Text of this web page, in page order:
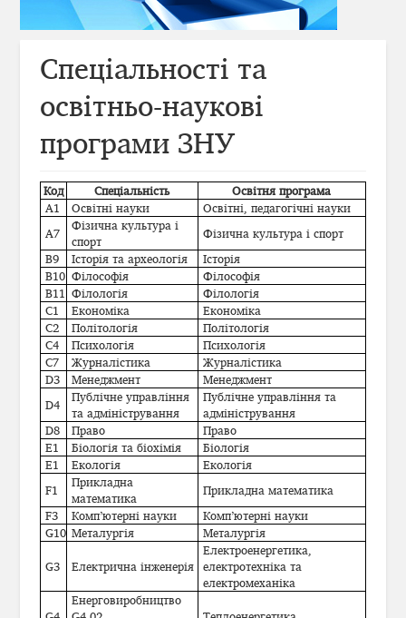
Спеціальності та
освітньо-наукові
програми ЗНУ
Код Спеціальність Освітня програма
А1 Освітні науки
Освітні, педагогічні науки
А7 Фізична культура і
спорт
Фізична культура і спорт
В9 Історія та археологія Історія
В10 Філософія Філософія
В11 Філологія Філологія
С1 Економіка Економіка
С2 Політологія Політологія
С4 Психологія Психологія
С7 Журналістика Журналістика
D3 Менеджмент
Менеджмент
D4 Публічне управління
та адміністрування
Публічне управління та
адміністрування
D8 Право Право
Е1 Біологія та біохімія Біологія
Е1 Екологія
Екологія
F1
Прикладна
математика
Прикладна математика
F3
Комп’ютерні науки Комп’ютерні науки
G10 Металургія
Металургія
G3 Електрична інженерія
Електроенергетика,
електротехніка та
електромеханіка
Енерговиробництво